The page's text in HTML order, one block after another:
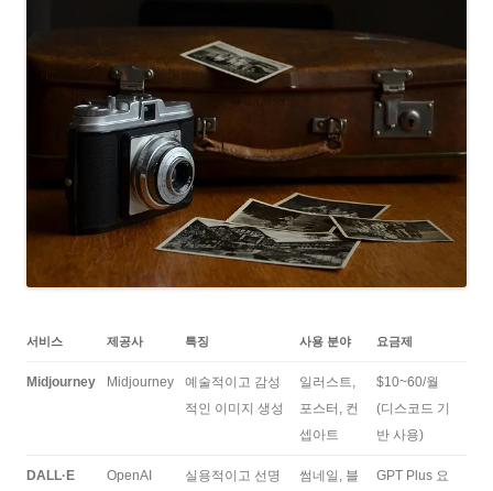
서비스 제공사 특징 사용 분야 요금제
Midjourney Midjourney
예술적이고 감성
적인 이미지 생성
일러스트,
포스터, 컨
셉아트
$10~60/월
(디스코드 기
반 사용)
DALL·E OpenAI
실용적이고 선명
썸네일, 블
GPT Plus 요